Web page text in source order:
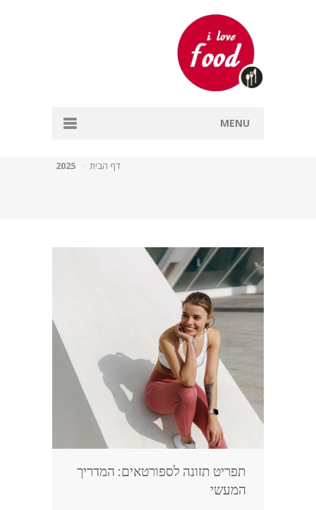
MENU
עיקריות
קינוחים
בלוג
דף הבית 2025
תפריט תזונה לספורטאים: המדריך
המעשי